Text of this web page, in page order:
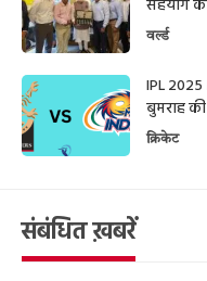
सहयोग
वर्ल्ड
IPL
बुमराह
क्रिकेट
संबंधित ख़बरें